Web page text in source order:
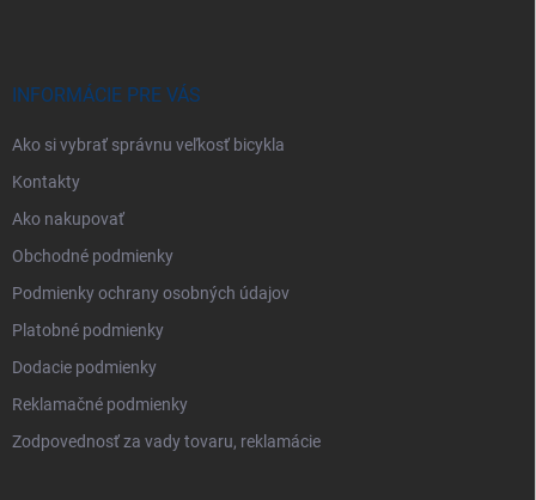
INFORMÁCIE PRE VÁS
Ako si vybrať správnu veľkosť bicykla
Kontakty
Ako nakupovať
Obchodné podmienky
Podmienky ochrany osobných údajov
Platobné podmienky
Dodacie podmienky
Reklamačné podmienky
Zodpovednosť za vady tovaru, reklamácie